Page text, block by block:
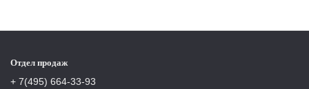
Отдел продаж
+ 7(495) 664-33-93